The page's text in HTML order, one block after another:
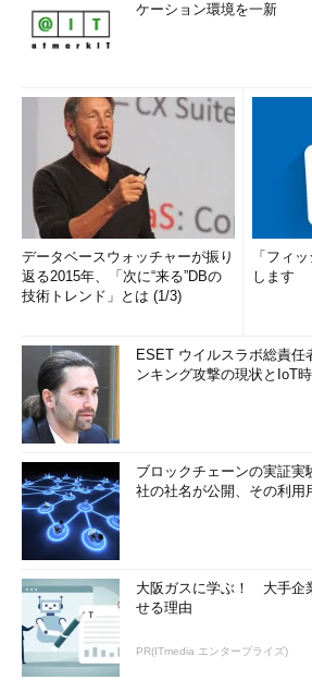
ケーション環境を一新
データベースウォッチャーが振り
返る2015年、「次に“来る”DBの
技術トレンド」とは (1/3)
「フィ
します
ESET ウイルスラボ総責任
ンキング攻撃の現状とIoT
ブロックチェーンの実証実
社の社名が公開、その利用
大阪ガスに学ぶ！ 大手企
せる理由
PR(ITmedia エンタープライズ)